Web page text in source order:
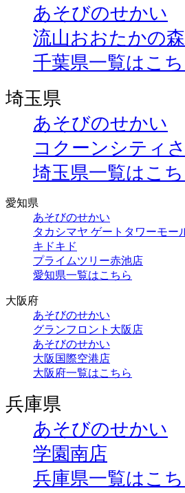
あそびのせかい
流山おおたかの
千葉県一覧はこち
埼玉県
あそびのせかい
コクーンシティ
埼玉県一覧はこち
愛知県
あそびのせかい
タカシマヤ ゲートタワーモー
キドキド
プライムツリー赤池店
愛知県一覧はこちら
大阪府
あそびのせかい
グランフロント大阪店
あそびのせかい
大阪国際空港店
大阪府一覧はこちら
兵庫県
あそびのせかい
学園南店
兵庫県一覧はこち